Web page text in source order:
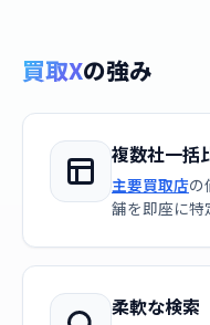
買取Xの強み
複数社一括
主要買取店の
舗を即座に特
柔軟な検索